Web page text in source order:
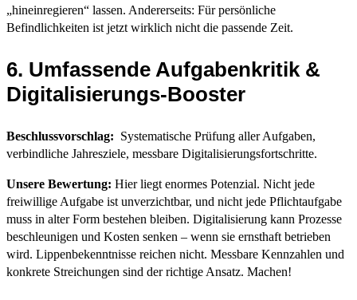
„hineinregieren“ lassen. Andererseits: Für persönliche
Befindlichkeiten ist jetzt wirklich nicht die passende Zeit.
6. Umfassende Aufgabenkritik &
Digitalisierungs-Booster
Beschlussvorschlag: Systematische Prüfung aller Aufgaben,
verbindliche Jahresziele, messbare Digitalisierungsfortschritte.
Unsere Bewertung: Hier liegt enormes Potenzial. Nicht jede
freiwillige Aufgabe ist unverzichtbar, und nicht jede Pflichtaufgabe
muss in alter Form bestehen bleiben. Digitalisierung kann Prozesse
beschleunigen und Kosten senken – wenn sie ernsthaft betrieben
wird. Lippenbekenntnisse reichen nicht. Messbare Kennzahlen und
konkrete Streichungen sind der richtige Ansatz. Machen!